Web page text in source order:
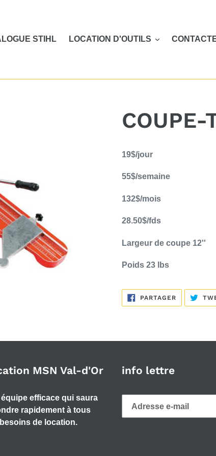
STIHL
LOCATION D'OUTILS
COUPE-
d'un
à
panier
19$/jour
55$/semaine
132$/mois
28.50$/fds
Largeur de coupe 12''
Poids 23 lbs
PARTAGERPARTAGER
FACEBOOK
MSN Val-d'Or
équipe efficace qui saura
rapidement à tous
de location.
info lettre